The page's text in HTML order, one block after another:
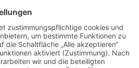
Anfrage
Presse
Der DGuSV
eintragen
für Suchende